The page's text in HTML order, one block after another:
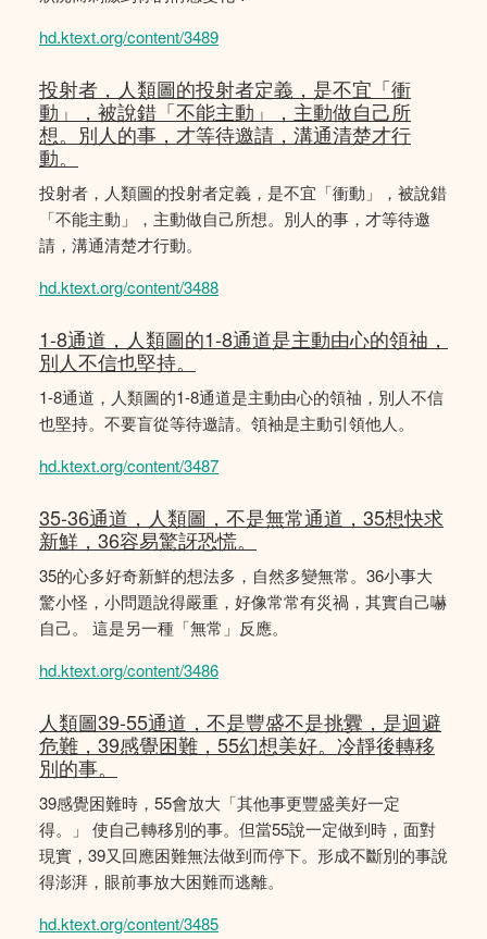
hd.ktext.org/content/3489
投射者，人類圖的投射者定義，是不宜「衝
動」，被說錯「不能主動」，主動做自己所
想。別人的事，才等待邀請，溝通清楚才行
動。
投射者，人類圖的投射者定義，是不宜「衝動」，被說錯
「不能主動」，主動做自己所想。別人的事，才等待邀
請，溝通清楚才行動。
hd.ktext.org/content/3488
1-8通道，人類圖的1-8通道是主動由心的領䄂，
別人不信也堅持。
1-8通道，人類圖的1-8通道是主動由心的領䄂，別人不信
也堅持。不要盲從等待邀請。領袖是主動引領他人。
hd.ktext.org/content/3487
35-36通道，人類圖，不是無常通道，35想快求
新鮮，36容易驚訝恐慌。
35的心多好奇新鮮的想法多，自然多變無常。36小事大
驚小怪，小問題說得嚴重，好像常常有災禍，其實自己嚇
自己。 這是另一種「無常」反應。
hd.ktext.org/content/3486
人類圖39-55通道，不是豐盛不是挑釁，是迴避
危難，39感覺困難，55幻想美好。冷靜後轉移
別的事。
39感覺困難時，55會放大「其他事更豐盛美好一定
得。」 使自己轉移別的事。但當55說一定做到時，面對
現實，39又回應困難無法做到而停下。形成不斷別的事說
得澎湃，眼前事放大困難而逃離。
hd.ktext.org/content/3485